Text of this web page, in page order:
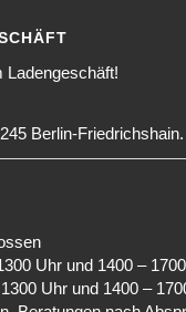
Ladengeschäft!
Berlin-Friedrichshain.
Uhr und 1400 –
und 1400 –